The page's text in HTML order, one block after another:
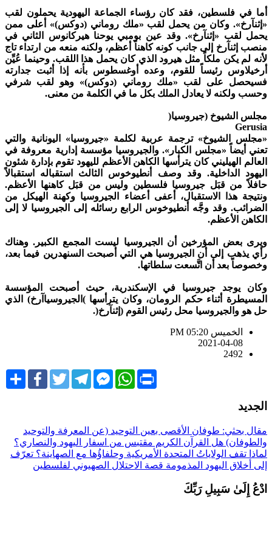
في فلسطين، فقد كان رؤساء الجماعة اليهودية يحملون لقب
وكان من يحمل لقب «ملك روماني (دوكس)» أعلى ممن
لقب «إثنآرخ». وقد عين بومبي يوحنا هيركانوس الثاني في
إثنآرخ إلى جانب كونه كاهناً أعظم، ولكنه منعه من ارتداء تاج
لم يكن ملكاً مثل هيرود الذي كان يحمل هذا اللقب. وحينما عُيِّن
رئيساً للقوم، وعده أوغسطوس بأنه إذا أثبت جدارته
على لقب «ملك روماني (دوكس)» وهو لقب شرفي
ولكنه لا يعادل الملك بكل ما في الكلمة من معنى.
الشيوخ (جيروسيا(
الشيوخ» ترجمة عربية لكلمة «جيروسيا» اليونانية والتي
أيضاً «مجلس الكبار». والجيروسيا مؤسسة إدارية معروفة في
الهيليني كان يترأسها الكاهن الأعظم لليهود تقوم بإدارة شئون
الداخلية. وقد وصف أنطيوخوس الثالث استقباله استقبالاً
من قبَل جيروسيا فلسطين وليس من قبَل كاهنها الأعظم.
هذا الاستقبال، أعفى أعضاء الجيروسيا وكهنة الهيكل من
وقد وجَّه أنطيوخوس الرابع رسائله إلى الجيروسيا لا إلى
الأعظم.
بعض المؤرخين أن الجيروسيا ليست المجمع الكبير. وهناك
يذهب إلى أن الجيروسيا هي التي أصبحت السنهدرين فيما بعد،
بعد أن اتَّسعت سلطاتها.
يوجد جيروسيا في الإسكندرية، حيث أصبحت المؤسسة
أثناء حكم الرومان، وكان يترأسها )الجيروسياآرخ) الذي
هو والجيروسيا محل رئيس القوم (إثنآرخ(.
الخميس PM 05:20
2021-04-08
2492
ShareFacebookTwitterTelegramFacebook
Messenger
WhatsApp Print
بحثي: طوفان الأقصى بعين التوحيد (عن المعرفة والتوحيد
هل القرآن الكريم مقتبس من اسفار اليهود والنصاري؟
تقف الولاياتُ المتحدة الأمريكية وحلفاؤُها مع الصهاينة؟تعرّف
أخلاق اليهود المذمومةقصة الاحتلال الصهيوني لفلسطين
إِلَىٰ سَبِيلِ رَبِّكَ